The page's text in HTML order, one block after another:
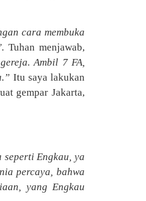
cara membuka
Tuhan menjawab,
Ambil 7 FA,
Itu saya lakukan
gempar Jakarta,
seperti Engkau, ya
percaya, bahwa
yang Engkau